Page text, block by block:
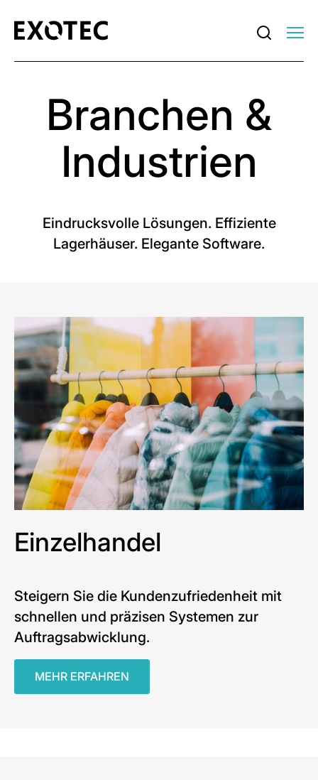
Branchen &
Industrien
Eindrucksvolle Lösungen. Effiziente
Lagerhäuser. Elegante Software.
Einzelhandel
Steigern Sie die Kundenzufriedenheit mit
schnellen und präzisen Systemen zur
Auftragsabwicklung.
MEHR ERFAHREN